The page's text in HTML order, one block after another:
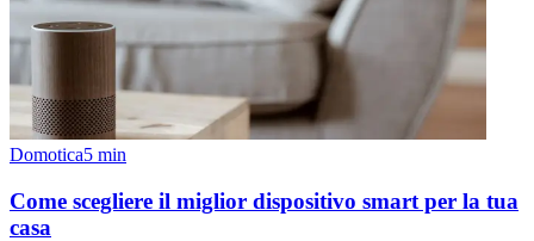
Domotica5 min
Come scegliere il miglior dispositivo smart per la tua
casa